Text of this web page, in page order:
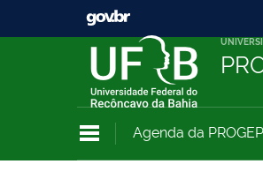
Agenda da PROGEP